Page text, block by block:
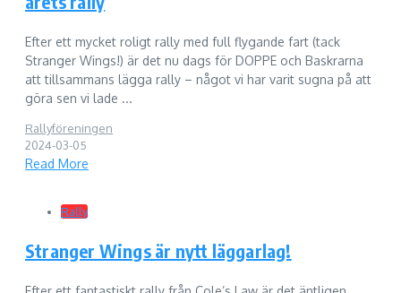
Efter ett mycket roligt rally med full flygande fart (tack
Stranger Wings!) är det nu dags för DOPPE och Baskrarna
att tillsammans lägga rally – något vi har varit sugna på att
göra sen vi lade ...
Rallyföreningen
2024-03-05
Read More
Rally
Stranger Wings är nytt läggarlag!